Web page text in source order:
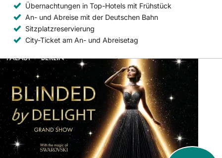
Übernachtungen in Top-Hotels mit Frühstück
An- und Abreise mit der Deutschen Bahn
Sitzplatzreservierung
City-Ticket am An- und Abreisetag